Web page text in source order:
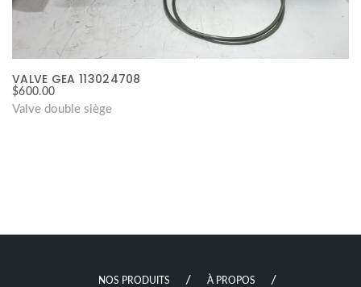
VALVE GEA 113024708
$600.00
Valve double siège
NOS PRODUITS À PROPOS